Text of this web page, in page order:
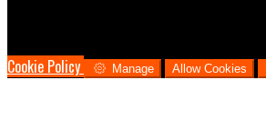
Cookie Policy
Manage Allow Cookies